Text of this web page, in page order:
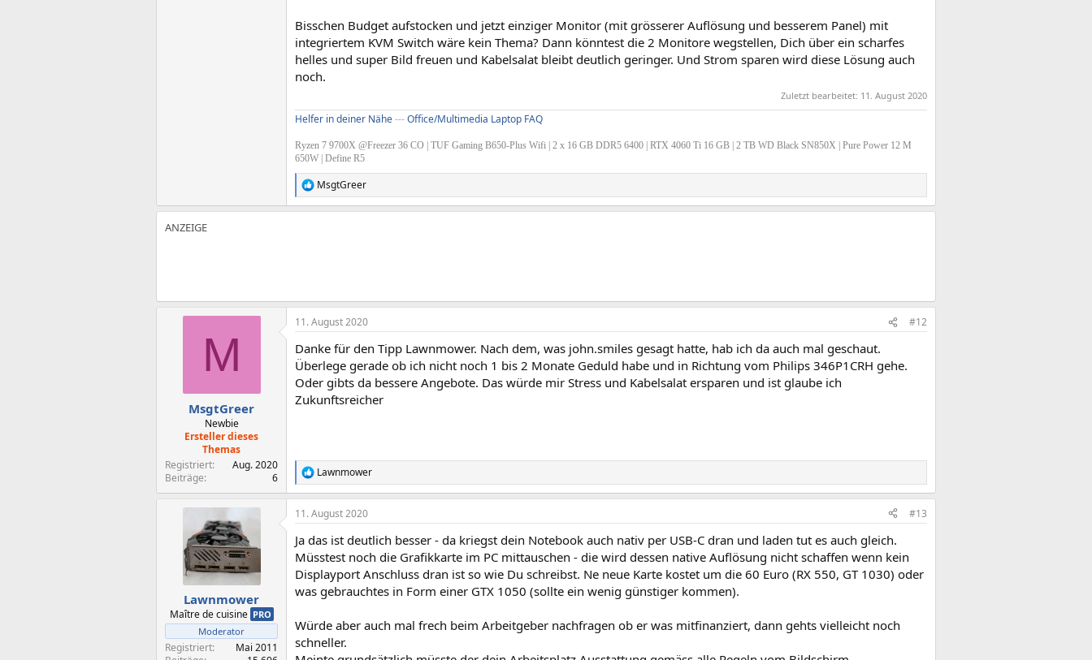
Bisschen Budget aufstocken und jetzt einziger Monitor (mit grösserer Auflösung und besserem Panel) mit
integriertem KVM Switch wäre kein Thema? Dann könntest die 2 Monitore wegstellen, Dich über ein scharfes
helles und super Bild freuen und Kabelsalat bleibt deutlich geringer. Und Strom sparen wird diese Lösung auch
noch.
Zuletzt bearbeitet: 11. August 2020
Helfer in deiner Nähe---Office/Multimedia Laptop FAQ
Ryzen 7 9700X @Freezer 36 CO | TUF Gaming B650-Plus Wifi | 2 x 16 GB DDR5 6400 | RTX 4060 Ti 16 GB | 2 TB WD Black SN850X | Pure Power 12 M
650W | Define R5
R
e
a
n
:
MsgtGreer
M
MsgtGreer
Newbie
Ersteller dieses
Themas
Registriert
Aug. 2020
Beiträge
6
11. August 2020 #12
Danke für den Tipp Lawnmower. Nach dem, was john.smiles gesagt hatte, hab ich da auch mal geschaut.
Überlege gerade ob ich nicht noch 1 bis 2 Monate Geduld habe und in Richtung vom Philips 346P1CRH gehe.
Oder gibts da bessere Angebote. Das würde mir Stress und Kabelsalat ersparen und ist glaube ich
Zukunftsreicher
R
e
a
k
i
o
n
e
n
Lawnmower
Lawnmower
Maître de cuisine PRO
Moderator
Registriert
Mai 2011
11. August 2020 #13
Ja das ist deutlich besser - da kriegst dein Notebook auch nativ per USB-C dran und laden tut es auch gleich.
Müsstest noch die Grafikkarte im PC mittauschen - die wird dessen native Auflösung nicht schaffen wenn kein
Displayport Anschluss dran ist so wie Du schreibst. Ne neue Karte kostet um die 60 Euro (RX 550, GT 1030) oder
was gebrauchtes in Form einer GTX 1050 (sollte ein wenig günstiger kommen).
Würde aber auch mal frech beim Arbeitgeber nachfragen ob er was mitfinanziert, dann gehts vielleicht noch
schneller.